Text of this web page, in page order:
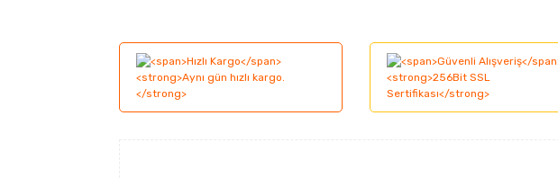
Ürün resmi kalitesiz, bozuk veya görüntülenemiyor.
Ürün açıklamasında eksik bilgiler bulunuyor.